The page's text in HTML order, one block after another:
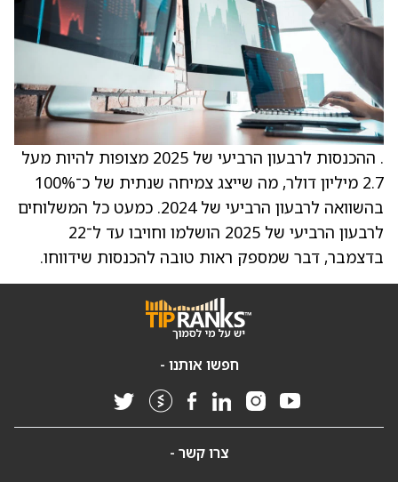
. ההכנסות לרבעון הרביעי של 2025 מצופות להיות מעל
2.7 מיליון דולר, מה שייצג צמיחה שנתית של כ־100%
בהשוואה לרבעון הרביעי של 2024. כמעט כל המשלוחים
לרבעון הרביעי של 2025 הושלמו וחויבו עד ל־22
בדצמבר, דבר שמספק ראות טובה להכנסות שידווחו.
חפשו אותנו -
צרו קשר -